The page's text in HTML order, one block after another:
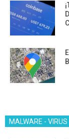
MALWARE - VIRUS